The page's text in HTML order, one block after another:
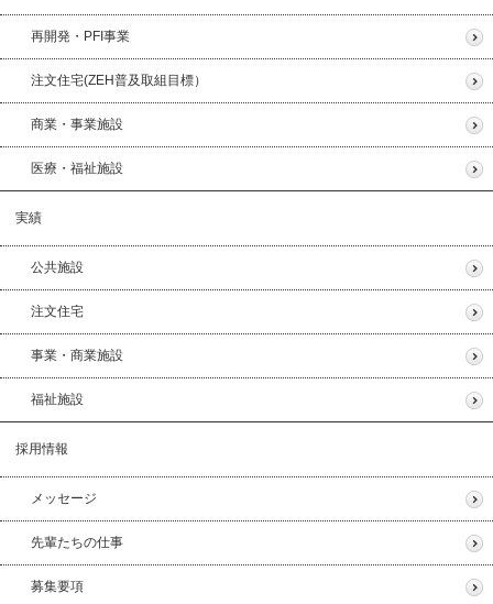
再開発・PFI事業
注文住宅(ZEH普及取組目標）
商業・事業施設
医療・福祉施設
実績
公共施設
注文住宅
事業・商業施設
福祉施設
採用情報
メッセージ
先輩たちの仕事
募集要項